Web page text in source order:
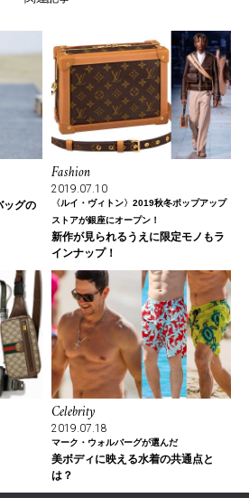
ッグの
Fashion
2019.07.10
〈ルイ・ヴィトン〉2019秋冬ポップアップ
ストアが銀座にオープン！
新作が見られるうえに限定モノもラ
インナップ！
Celebrity
2019.07.18
マーク・ウォルバーグが選んだ
美ボディに映える水着の共通点と
は？